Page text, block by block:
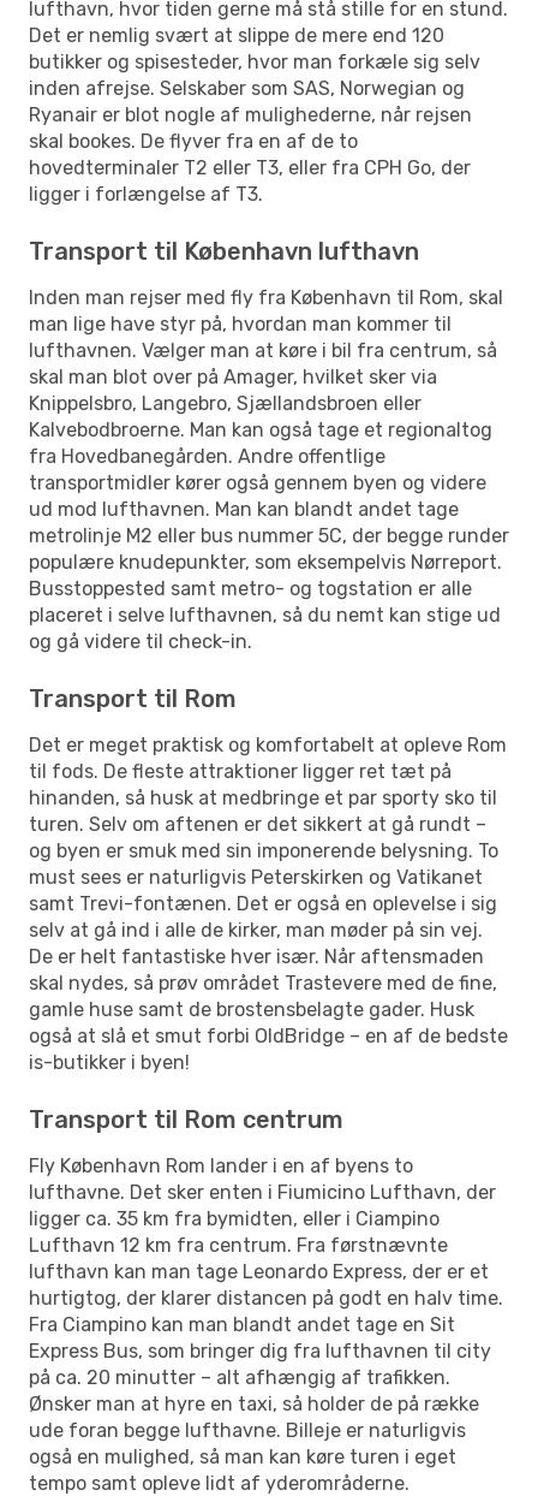
lufthavn, hvor tiden gerne må stå stille for en stund.
Det er nemlig svært at slippe de mere end 120
butikker og spisesteder, hvor man forkæle sig selv
inden afrejse. Selskaber som SAS, Norwegian og
Ryanair er blot nogle af mulighederne, når rejsen
skal bookes. De flyver fra en af de to
hovedterminaler T2 eller T3, eller fra CPH Go, der
ligger i forlængelse af T3.
Transport til København lufthavn
Inden man rejser med fly fra København til Rom, skal
man lige have styr på, hvordan man kommer til
lufthavnen. Vælger man at køre i bil fra centrum, så
skal man blot over på Amager, hvilket sker via
Knippelsbro, Langebro, Sjællandsbroen eller
Kalvebodbroerne. Man kan også tage et regionaltog
fra Hovedbanegården. Andre offentlige
transportmidler kører også gennem byen og videre
ud mod lufthavnen. Man kan blandt andet tage
metrolinje M2 eller bus nummer 5C, der begge runder
populære knudepunkter, som eksempelvis Nørreport.
Busstoppested samt metro- og togstation er alle
placeret i selve lufthavnen, så du nemt kan stige ud
og gå videre til check-in.
Transport til Rom
Det er meget praktisk og komfortabelt at opleve Rom
til fods. De fleste attraktioner ligger ret tæt på
hinanden, så husk at medbringe et par sporty sko til
turen. Selv om aftenen er det sikkert at gå rundt –
og byen er smuk med sin imponerende belysning. To
must sees er naturligvis Peterskirken og Vatikanet
samt Trevi-fontænen. Det er også en oplevelse i sig
selv at gå ind i alle de kirker, man møder på sin vej.
De er helt fantastiske hver især. Når aftensmaden
skal nydes, så prøv området Trastevere med de fine,
gamle huse samt de brostensbelagte gader. Husk
også at slå et smut forbi OldBridge – en af de bedste
is-butikker i byen!
Transport til Rom centrum
Fly København Rom lander i en af byens to
lufthavne. Det sker enten i Fiumicino Lufthavn, der
ligger ca. 35 km fra bymidten, eller i Ciampino
Lufthavn 12 km fra centrum. Fra førstnævnte
lufthavn kan man tage Leonardo Express, der er et
hurtigtog, der klarer distancen på godt en halv time.
Fra Ciampino kan man blandt andet tage en Sit
Express Bus, som bringer dig fra lufthavnen til city
på ca. 20 minutter – alt afhængig af trafikken.
Ønsker man at hyre en taxi, så holder de på række
ude foran begge lufthavne. Billeje er naturligvis
også en mulighed, så man kan køre turen i eget
tempo samt opleve lidt af yderområderne.